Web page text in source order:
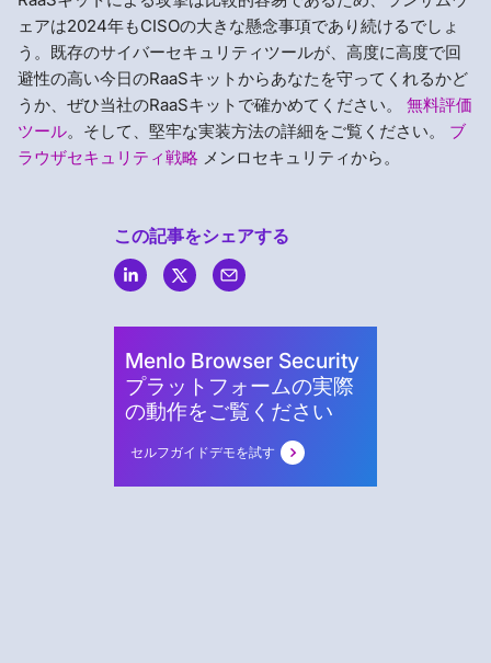
ェアは2024年もCISOの大きな懸念事項であり続けるでしょ
う。既存のサイバーセキュリティツールが、高度に高度で回
避性の高い今日のRaaSキットからあなたを守ってくれるかど
うか、ぜひ当社のRaaSキットで確かめてください。 無料評価
ツール。そして、堅牢な実装方法の詳細をご覧ください。 ブ
ラウザセキュリティ戦略 メンロセキュリティから。
この記事をシェアする
Menlo Browser Security
プラットフォームの実際
の動作をご覧ください
セルフガイドデモを試す